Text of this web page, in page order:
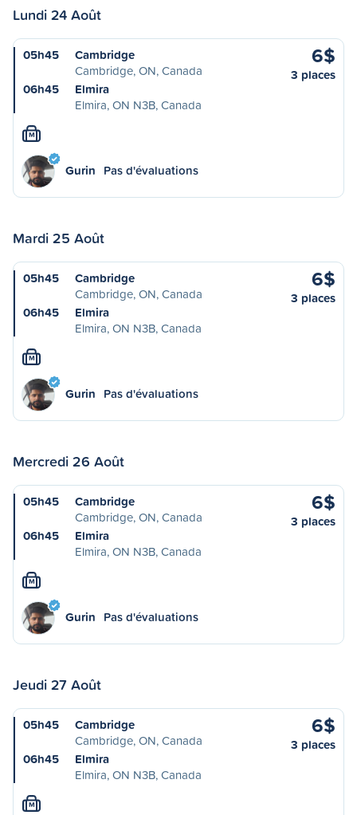
Lundi 24 Août
05h45
Cambridge
Cambridge, ON, Canada
06h45
Elmira
Elmira, ON N3B, Canada
6$
3 places
M
Gurin Pas d'évaluations
Mardi 25 Août
05h45
Cambridge
Cambridge, ON, Canada
06h45
Elmira
Elmira, ON N3B, Canada
6$
3 places
M
Gurin Pas d'évaluations
Mercredi 26 Août
05h45
Cambridge
Cambridge, ON, Canada
06h45
Elmira
Elmira, ON N3B, Canada
6$
3 places
M
Gurin Pas d'évaluations
Jeudi 27 Août
05h45
Cambridge
Cambridge, ON, Canada
06h45
Elmira
Elmira, ON N3B, Canada
6$
3 places
M